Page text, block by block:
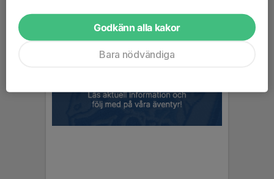
Godkänn alla kakor
Bara nödvändiga